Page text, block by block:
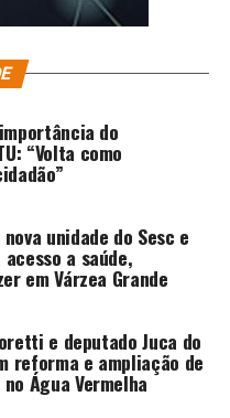
do
“Volta como
unidade do Sesc e
a saúde,
em Várzea Grande
e deputado Juca do
reforma e ampliação de
Água Vermelha